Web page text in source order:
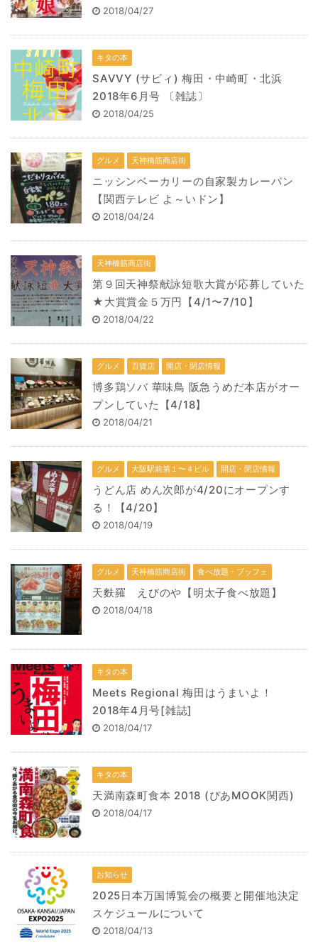
2018/04/27
キタの本
SAVVY (サビィ) 梅田・中崎町・北浜
2018年6月号 〔雑誌〕
2018/04/25
グルメ 天神橋筋商店街
ニッシンベーカリーの自家製カレーパン
【関西テレビ よ～いドン】
2018/04/24
天神橋筋商店街
第９回天神祭献詠短歌大賞が応募していた
★大賞賞金５万円【4/1〜7/10】
2018/04/22
グルメ 百貨店 開店・閉店情報
博多鶏ソバ 華味鳥 阪急うめだ本店がオー
プンしていた【4/18】
2018/04/21
グルメ 大阪駅前第１〜４ビル 開店・閉店情報
うどん店 めん次郎が4/20にオープンす
る！【4/20】
2018/04/19
グルメ 天神橋筋商店街 食べ放題・ブッフェ
天麩羅 えびのや【明太子食べ放題】
2018/04/18
キタの本
Meets Regional 梅田はうまいよ！
2018年4月号[雑誌]
2018/04/17
キタの本
天満南森町食本 2018 (ぴあMOOK関西)
2018/04/17
お知らせ
2025日本万国博覧会の概要と開催地決定
スケジュールについて
2018/04/13